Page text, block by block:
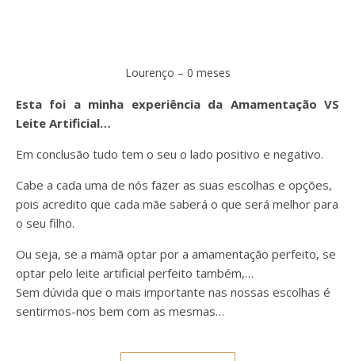
Lourenço – 0 meses
Esta foi a minha experiência da Amamentação VS
Leite Artificial…
Em conclusão tudo tem o seu o lado positivo e negativo.
Cabe a cada uma de nós fazer as suas escolhas e opções,
pois acredito que cada mãe saberá o que será melhor para
o seu filho.
Ou seja, se a mamã optar por a amamentação perfeito, se
optar pelo leite artificial perfeito também,…
Sem dúvida que o mais importante nas nossas escolhas é
sentirmos-nos bem com as mesmas…